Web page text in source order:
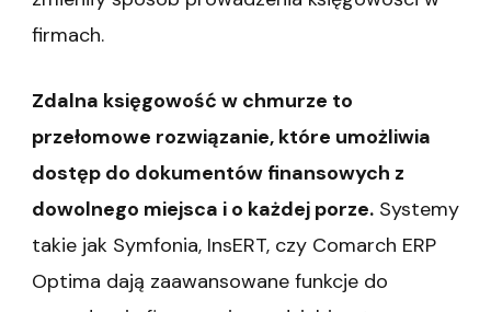
firmach.
Zdalna księgowość w chmurze to
przełomowe rozwiązanie, które umożliwia
dostęp do dokumentów finansowych z
dowolnego miejsca i o każdej porze. Systemy
takie jak Symfonia, InsERT, czy Comarch ERP
Optima dają zaawansowane funkcje do